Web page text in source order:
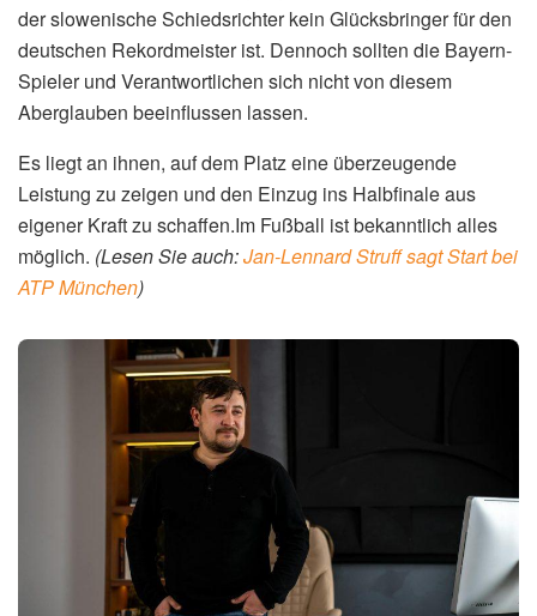
Das Viertelfinal-Rückspiel gegen
Real Madrid
Nun kommt es also zum erneuten Aufeinandertreffen
zwischen dem FC Bayern undSlavko Vinčić. Im
Viertelfinal-Rückspiel gegen Real Madrid steht für die
Münchner viel auf dem Spiel. Nach dem 2:1-Hinspielsieg
im heimischen Stadion wollen sie den Einzug ins
Halbfinale perfekt machen.Die Bayern selbst werden alles
Sie auch:Migros halbiert Fleischpreise: Kampf)
Sportvorstand Max Eberl äußerte sich nach dem Hinspiel
lobend über Schiedsrichter Michael Oliver, der die Partie
Sport1zitiert Eberl mit den Worten, Oliver habe eine
„sehr, sehr gute Leistung gezeigt“.
Was bedeutet die Ansetzung von
Slavko Vinčić?